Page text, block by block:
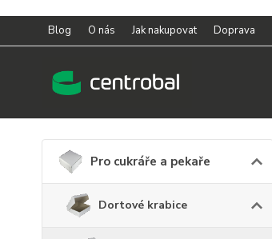
Blog O nás Jak nakupovat Doprava
Pro cukráře a pekaře
Dortové krabice